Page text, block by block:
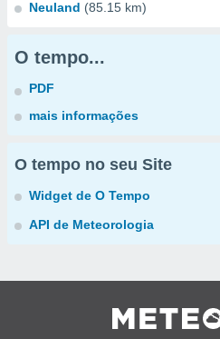
Neuland (85.15 km)
O tempo...
PDF
mais informações
O tempo no seu Site
Widget de O Tempo
API de Meteorologia